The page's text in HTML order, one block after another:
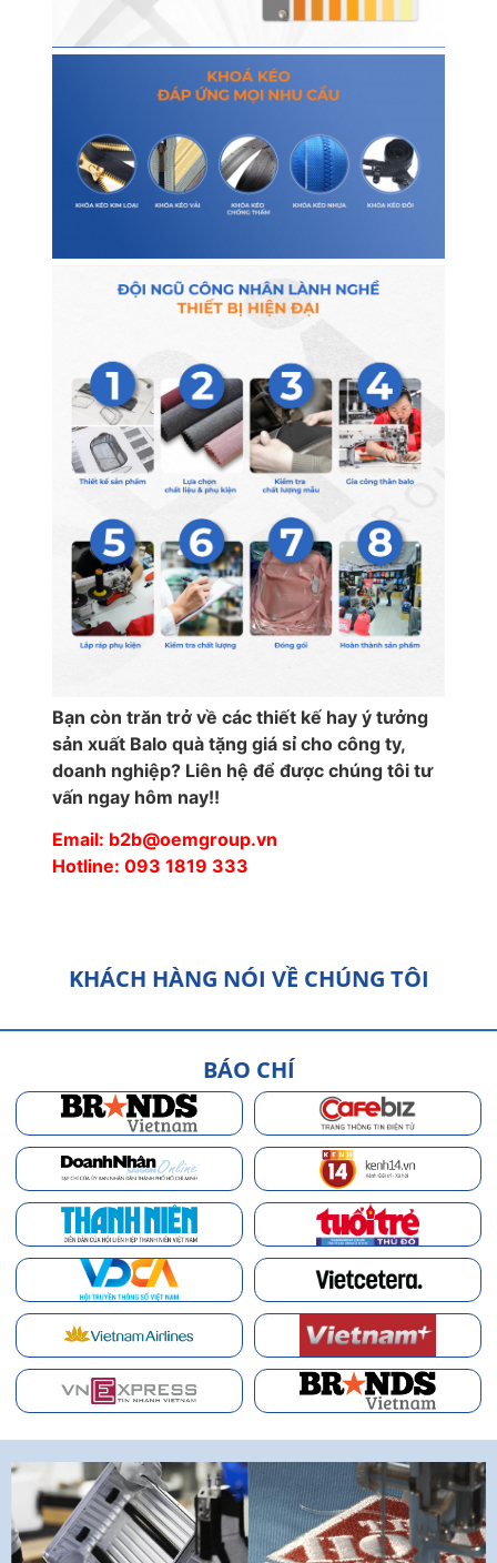
Bạn còn trăn trở về các thiết kế hay ý tưởng
sản xuất Balo quà tặng giá sỉ cho công ty,
doanh nghiệp? Liên hệ để được chúng tôi tư
vấn ngay hôm nay!!
Email: b2b@oemgroup.vn
Hotline: 093 1819 333
KHÁCH HÀNG NÓI VỀ CHÚNG TÔI
BÁO CHÍ